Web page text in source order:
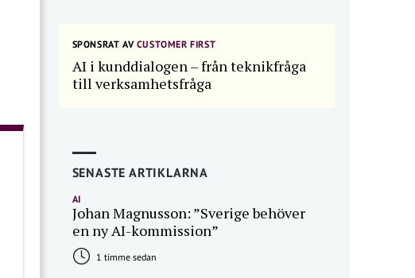
SPONSRAT AVCUSTOMER FIRST
AI i kunddialogen – från teknikfråga
till verksamhetsfråga
SENASTE ARTIKLARNA
AI
Johan Magnusson: ”Sverige behöver
en ny AI-kommission”
1 timme sedan